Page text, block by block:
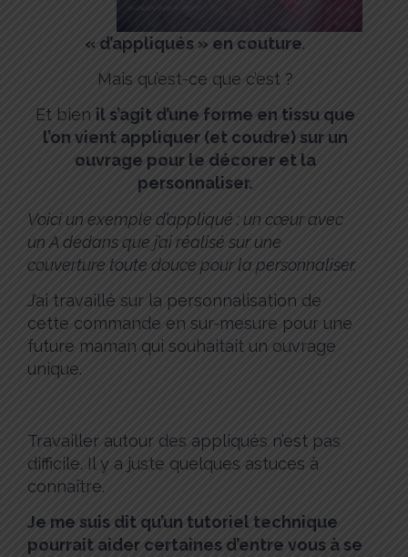
« d’appliqués » en couture.
Mais qu’est-ce que c’est ?
Et bien il s’agit d’une forme en tissu que
l’on vient appliquer (et coudre) sur un
ouvrage pour le décorer et la
personnaliser.
Voici un exemple d’appliqué : un cœur avec
un A dedans que j’ai réalisé sur une
couverture toute douce pour la personnaliser.
J’ai travaillé sur la personnalisation de
cette commande en sur-mesure pour une
future maman qui souhaitait un ouvrage
unique.
Travailler autour des appliqués n’est pas
difficile. Il y a juste quelques astuces à
connaître.
Je me suis dit qu’un tutoriel technique
pourrait aider certaines d’entre vous à se